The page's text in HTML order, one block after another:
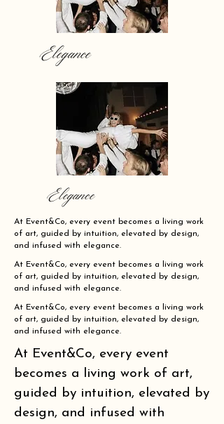
Elegance
Elegance
At Event&Co, every event becomes a living work
of art, guided by intuition, elevated by design,
and infused with elegance.
At Event&Co, every event becomes a living work
of art, guided by intuition, elevated by design,
and infused with elegance.
At Event&Co, every event becomes a living work
of art, guided by intuition, elevated by design,
and infused with elegance.
At Event&Co, every event
becomes a living work of art,
guided by intuition, elevated by
design, and infused with